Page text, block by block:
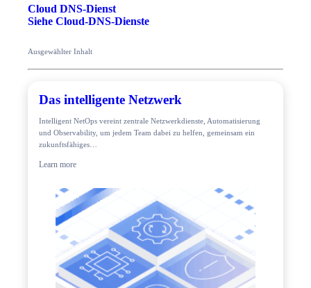
Cloud DNS-Dienst
Siehe Cloud-DNS-Dienste
Ausgewählter Inhalt
Das intelligente Netzwerk
Intelligent NetOps vereint zentrale Netzwerkdienste, Automatisierung
und Observability, um jedem Team dabei zu helfen, gemeinsam ein
zukunftsfähiges…
Learn more